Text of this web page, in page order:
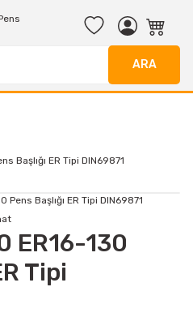
ARA
Başlığı ER Tipi DIN69871
ER16-130
Tipi